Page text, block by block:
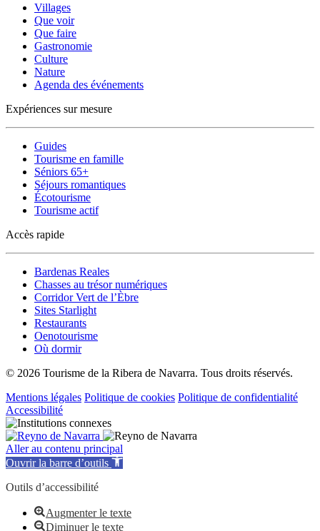
Villages
Que voir
Que faire
Gastronomie
Culture
Nature
Agenda des événements
Expériences sur mesure
Guides
Tourisme en famille
Séniors 65+
Séjours romantiques
Écotourisme
Tourisme actif
Accès rapide
Bardenas Reales
Chasses au trésor numériques
Corridor Vert de l’Èbre
Sites Starlight
Restaurants
Oenotourisme
Où dormir
© 2026 Tourisme de la Ribera de Navarra. Tous droits réservés.
Mentions légales Politique de cookies Politique de confidentialité
Accessibilité
Aller au contenu principal
Ouvrir la barre d’outils
Outils d’accessibilité
Augmenter le texte
Diminuer le texte